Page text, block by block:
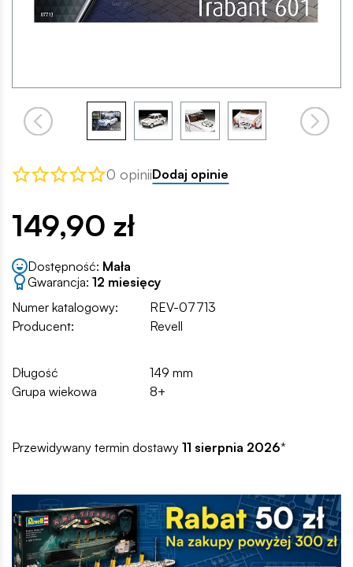
0 opiniiDodaj opinie
149,90 zł
Dostępność: Mała
Gwarancja: 12 miesięcy
Numer katalogowy:
REV-07713
Producent:
Revell
Długość
149 mm
Grupa wiekowa
8+
Przewidywany termin dostawy 11 sierpnia 2026*